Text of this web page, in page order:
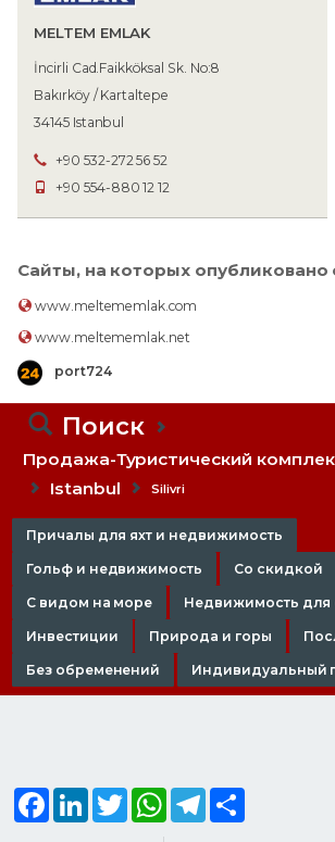
MELTEM EMLAK
İncirli Cad.Faikköksal Sk. No:8
Bakırköy / Kartaltepe
34145 Istanbul
+90 532-272 56 52
+90 554-880 12 12
Сайты, на которых опубликовано
www.meltememlak.com
www.meltememlak.net
port724
Поиск
Продажа-Туристический
Istanbul Silivri
Причалы для яхт и недвижимость
Гольф и недвижимость Со скидкой
С видом на море Недвижимость для
Инвестиции Природа и горы
Без обременений Индивидуальный
FacebookLinkedInTwitter WhatsAppTelegram